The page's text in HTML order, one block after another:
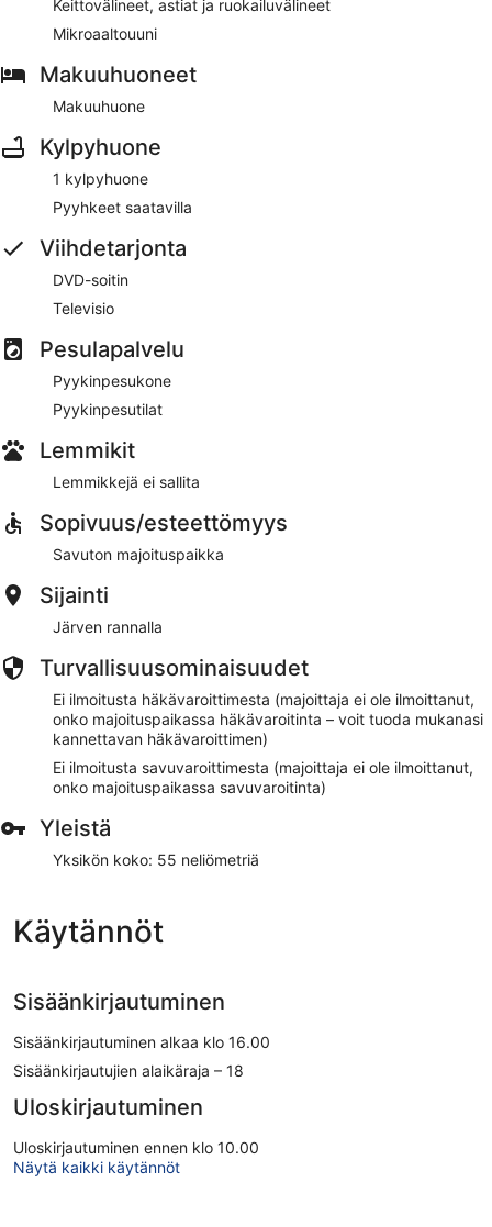
Keittovälineet, astiat ja ruokailuvälineet
Mikroaaltouuni
Makuuhuoneet
Makuuhuone
Kylpyhuone
1 kylpyhuone
Pyyhkeet saatavilla
Viihdetarjonta
DVD-soitin
Televisio
Pesulapalvelu
Pyykinpesukone
Pyykinpesutilat
Lemmikit
Lemmikkejä ei sallita
Sopivuus/esteettömyys
Savuton majoituspaikka
Sijainti
Järven rannalla
Turvallisuusominaisuudet
Ei ilmoitusta häkävaroittimesta (majoittaja ei ole ilmoittanut,
onko majoituspaikassa häkävaroitinta – voit tuoda mukanasi
kannettavan häkävaroittimen)
Ei ilmoitusta savuvaroittimesta (majoittaja ei ole ilmoittanut,
onko majoituspaikassa savuvaroitinta)
Yleistä
Yksikön koko: 55 neliömetriä
Käytännöt
Sisäänkirjautuminen
Sisäänkirjautuminen alkaa klo 16.00
Sisäänkirjautujien alaikäraja – 18
Uloskirjautuminen
Uloskirjautuminen ennen klo 10.00
Näytä kaikki käytännöt